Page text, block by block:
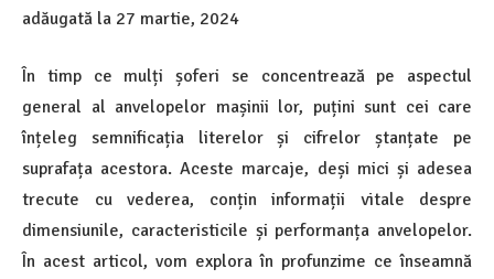
adăugată la 27 martie, 2024
În timp ce mulți șoferi se concentrează pe aspectul
general al anvelopelor mașinii lor, puțini sunt cei care
înțeleg semnificația literelor și cifrelor ștanțate pe
suprafața acestora. Aceste marcaje, deși mici și adesea
trecute cu vederea, conțin informații vitale despre
dimensiunile, caracteristicile și performanța anvelopelor.
În acest articol, vom explora în profunzime ce înseamnă